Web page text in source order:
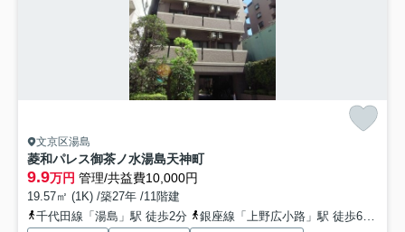
文京区湯島
菱和パレス御茶ノ水湯島天神町
9.9万円 管理/共益費10,000円
19.57㎡ (1K) /築27年 /11階建
千代田線「湯島」駅 徒歩2分
銀座線「上野広小路」駅 徒歩6分